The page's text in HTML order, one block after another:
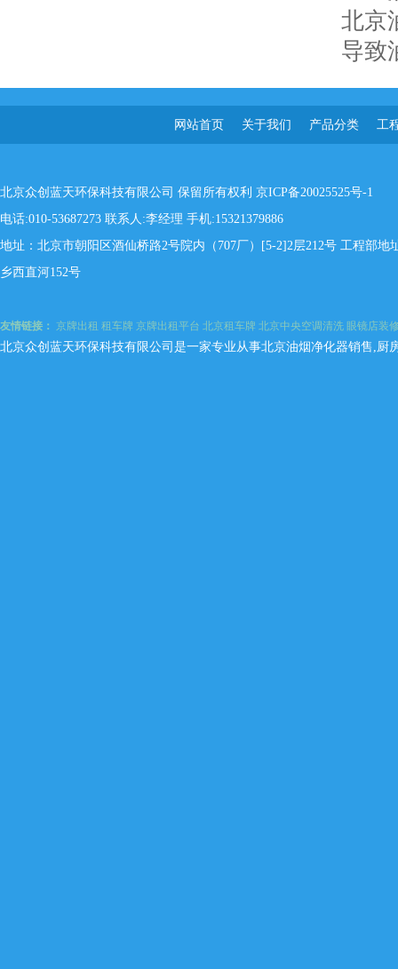
北京
导致
网站首页 关于我们 产品分类 工
北京众创蓝天环保科技有限公司 保留所有权利 京ICP备20025525号-1
电话:010-53687273 联系人:李经理 手机:15321379886
地址：北京市朝阳区酒仙桥路2号院内（707厂）[5-2]2层212号 工程部地
乡西直河152号
友情链接： 京牌出租 租车牌 京牌出租平台 北京租车牌 北京中央空调清洗 眼镜店装
北京众创蓝天环保科技有限公司是一家专业从事北京油烟净化器销售,厨